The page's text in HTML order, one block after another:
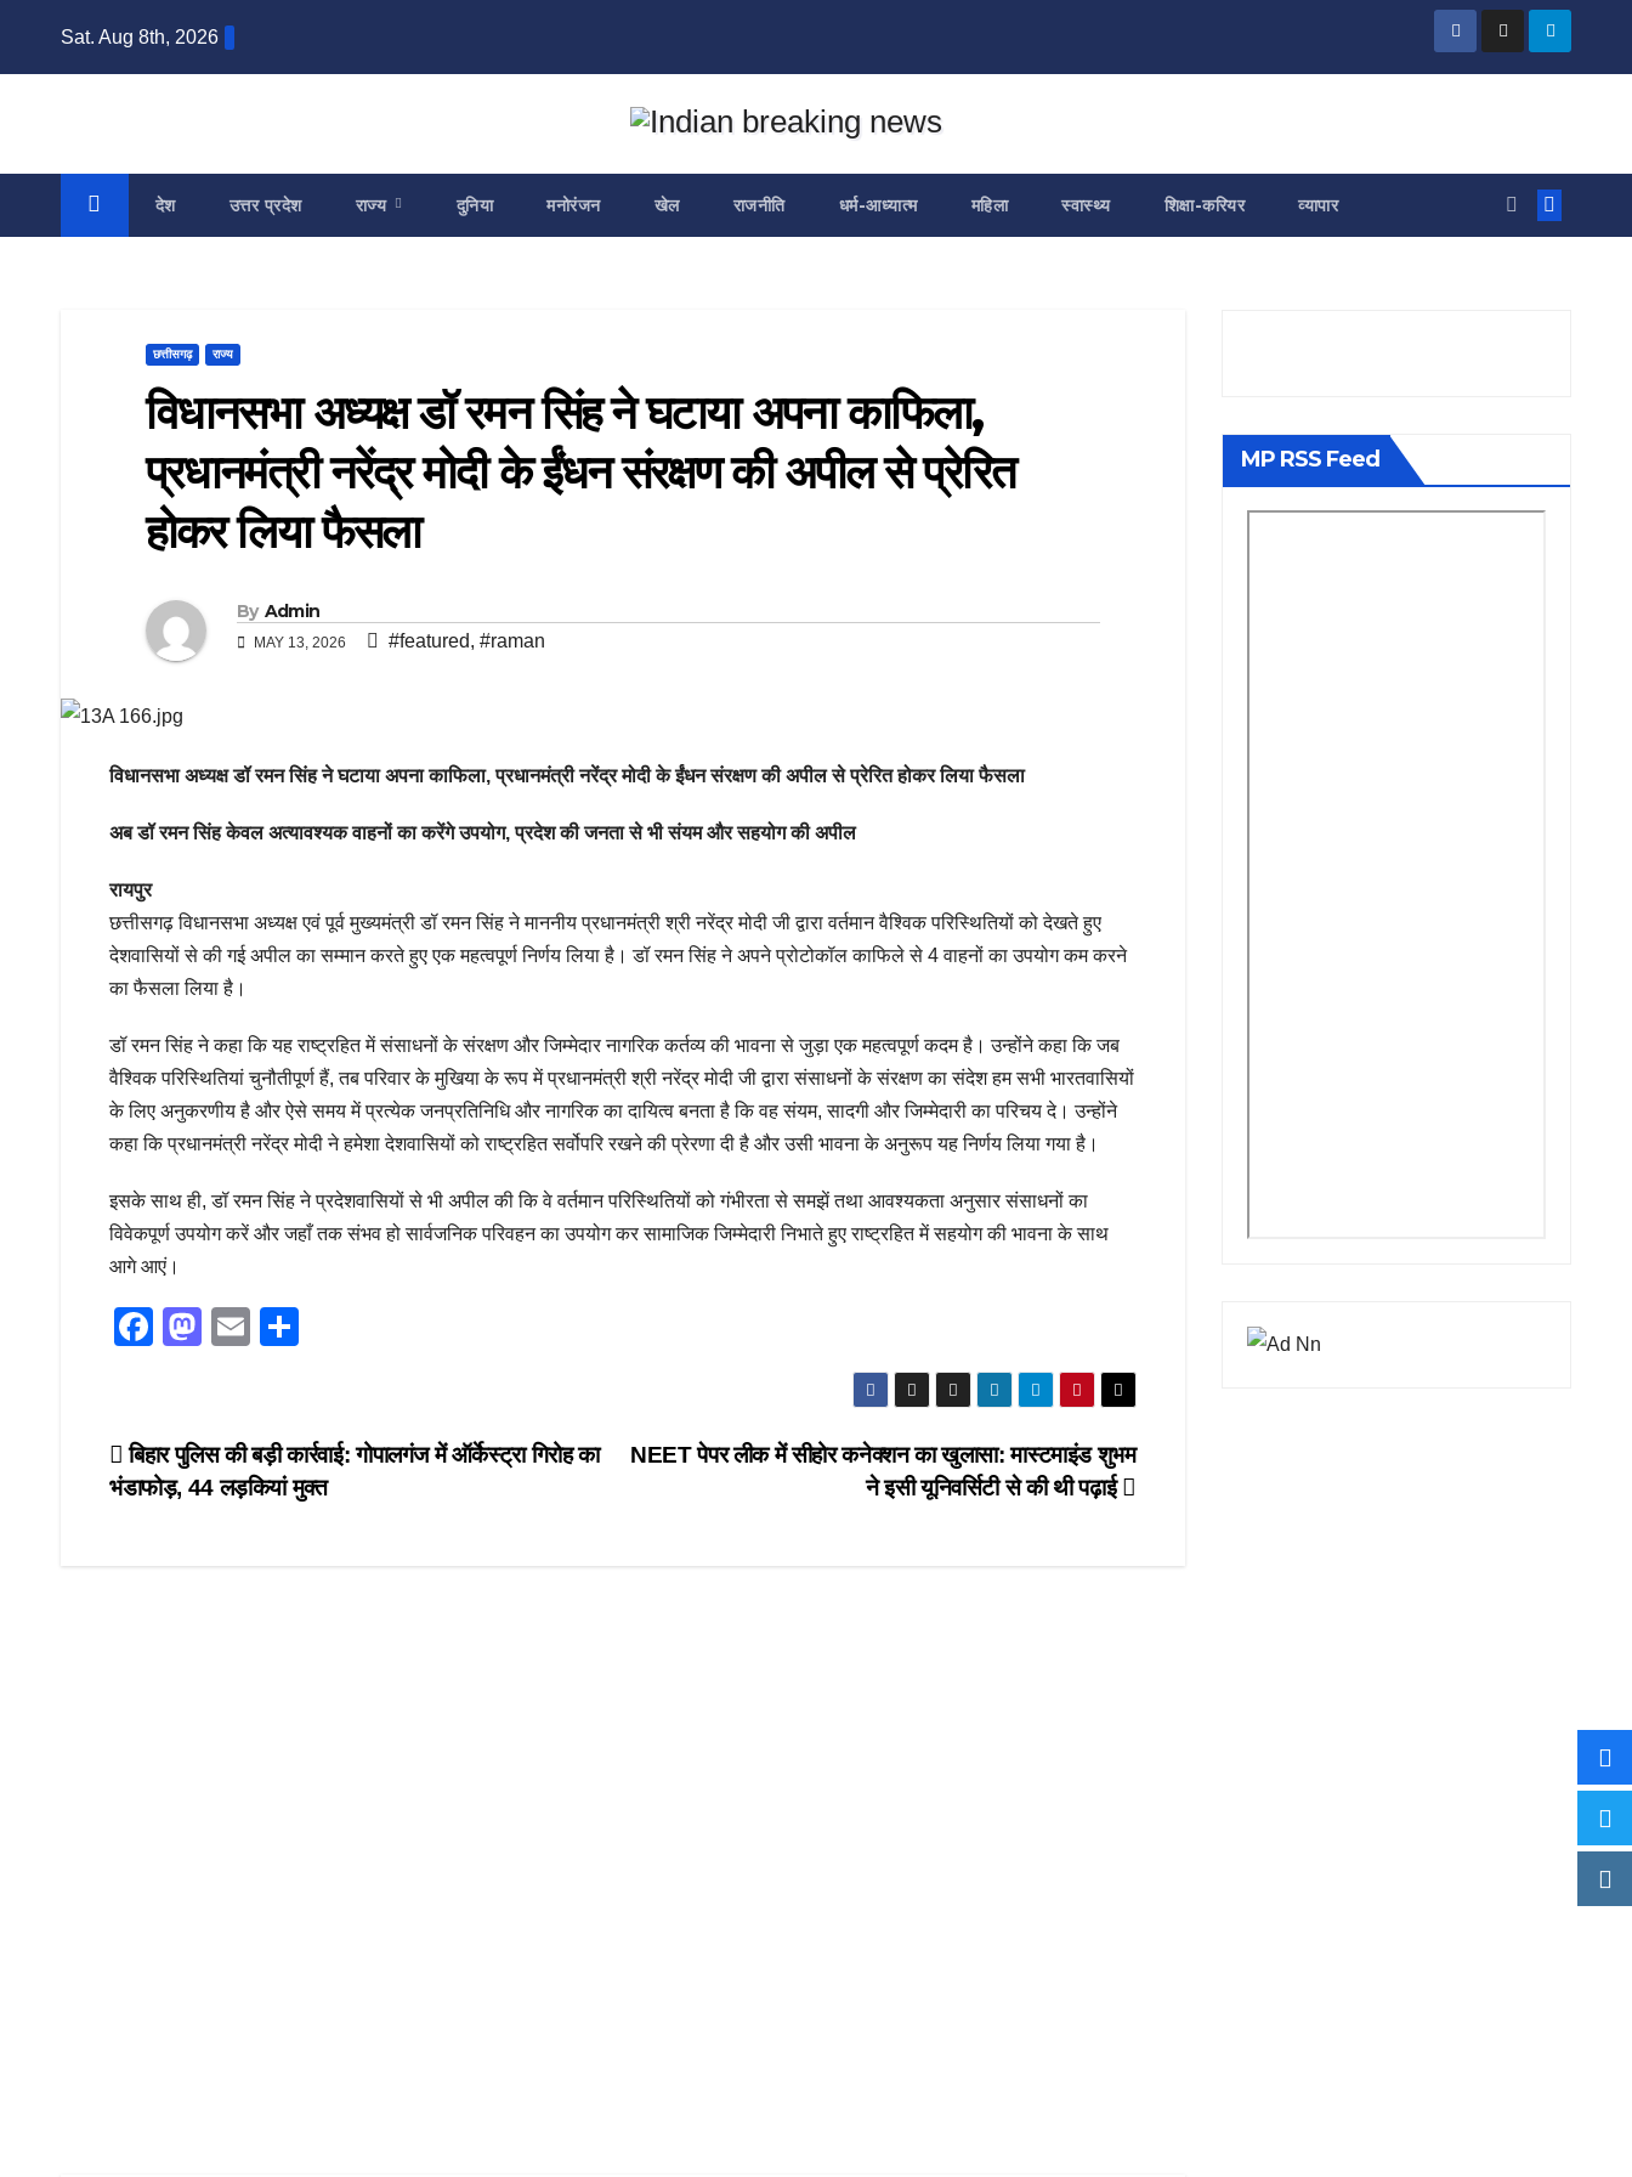
Sat. Aug 8th, 2026
देश उत्तर प्रदेश राज्य दुनिया मनोरंजन खेल राजनीति धर्म-आध्यात्म महिला स्वास्थ्य शिक्षा-करियर व्यापार
छत्तीसगढ़ राज्य
विधानसभा अध्यक्ष डॉ रमन सिंह ने घटाया अपना काफिला,
प्रधानमंत्री नरेंद्र मोदी के ईंधन संरक्षण की अपील से प्रेरित
होकर लिया फैसला
By Admin
MAY 13, 2026 #featured, #raman
विधानसभा अध्यक्ष डॉ रमन सिंह ने घटाया अपना काफिला, प्रधानमंत्री नरेंद्र मोदी के ईंधन संरक्षण की अपील से प्रेरित होकर लिया फैसला
अब डॉ रमन सिंह केवल अत्यावश्यक वाहनों का करेंगे उपयोग, प्रदेश की जनता से भी संयम और सहयोग की अपील
रायपुर
छत्तीसगढ़ विधानसभा अध्यक्ष एवं पूर्व मुख्यमंत्री डॉ रमन सिंह ने माननीय प्रधानमंत्री श्री नरेंद्र मोदी जी द्वारा वर्तमान वैश्विक परिस्थितियों को देखते हुए
देशवासियों से की गई अपील का सम्मान करते हुए एक महत्वपूर्ण निर्णय लिया है। डॉ रमन सिंह ने अपने प्रोटोकॉल काफिले से 4 वाहनों का उपयोग कम करने
का फैसला लिया है।
डॉ रमन सिंह ने कहा कि यह राष्ट्रहित में संसाधनों के संरक्षण और जिम्मेदार नागरिक कर्तव्य की भावना से जुड़ा एक महत्वपूर्ण कदम है। उन्होंने कहा कि जब
वैश्विक परिस्थितियां चुनौतीपूर्ण हैं, तब परिवार के मुखिया के रूप में प्रधानमंत्री श्री नरेंद्र मोदी जी द्वारा संसाधनों के संरक्षण का संदेश हम सभी भारतवासियों
के लिए अनुकरणीय है और ऐसे समय में प्रत्येक जनप्रतिनिधि और नागरिक का दायित्व बनता है कि वह संयम, सादगी और जिम्मेदारी का परिचय दे। उन्होंने
कहा कि प्रधानमंत्री नरेंद्र मोदी ने हमेशा देशवासियों को राष्ट्रहित सर्वोपरि रखने की प्रेरणा दी है और उसी भावना के अनुरूप यह निर्णय लिया गया है।
इसके साथ ही, डॉ रमन सिंह ने प्रदेशवासियों से भी अपील की कि वे वर्तमान परिस्थितियों को गंभीरता से समझें तथा आवश्यकता अनुसार संसाधनों का
विवेकपूर्ण उपयोग करें और जहाँ तक संभव हो सार्वजनिक परिवहन का उपयोग कर सामाजिक जिम्मेदारी निभाते हुए राष्ट्रहित में सहयोग की भावना के साथ
आगे आएं।
F
e
b
M
o
d
E
e
Post
navigation
NEET पेपर लीक में सीहोर कनेक्शन का खुलासा: मास्टमाइंड शुभम
ने इसी यूनिवर्सिटी से की थी पढ़ाई
बिहार पुलिस की बड़ी कार्रवाई: गोपालगंज में ऑर्केस्ट्रा गिरोह का
भंडाफोड़, 44 लड़कियां मुक्त
MP RSS Feed